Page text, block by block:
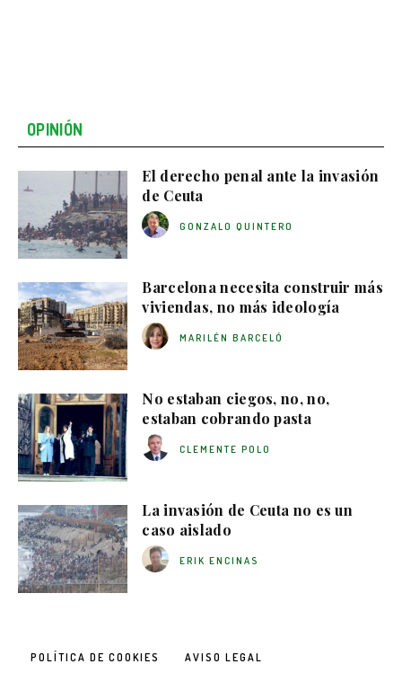
OPINIÓN
El derecho penal ante la invasión
de Ceuta
GONZALO QUINTERO
Barcelona necesita construir más
viviendas, no más ideología
MARILÉN BARCELÓ
No estaban ciegos, no, no,
estaban cobrando pasta
CLEMENTE POLO
La invasión de Ceuta no es un
caso aislado
ERIK ENCINAS
POLÍTICA DE COOKIES AVISO LEGAL